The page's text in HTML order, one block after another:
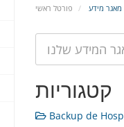
פורטל ראשי מאגר מידע
קטגוריות
Backup de